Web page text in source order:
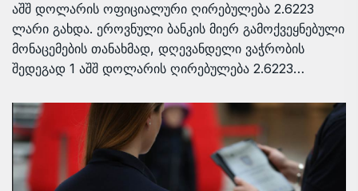
აშშ დოლარის ოფიციალური ღირებულება 2.6223
ლარი გახდა. ეროვნული ბანკის მიერ გამოქვეყნებული
მონაცემების თანახმად, დღევანდელი ვაჭრობის
შედეგად 1 აშშ დოლარის ღირებულება 2.6223…